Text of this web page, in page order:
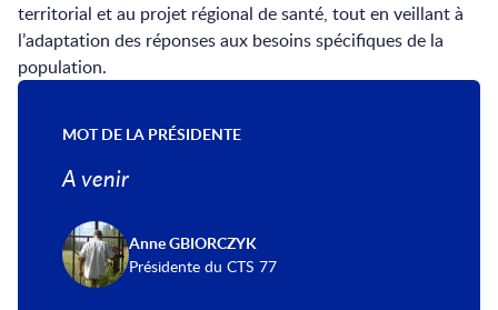
territorial et au projet régional de santé, tout en veillant à
l’adaptation des réponses aux besoins spécifiques de la
population.
MOT DE LA PRÉSIDENTE
A venir
Anne GBIORCZYK
Présidente du CTS 77